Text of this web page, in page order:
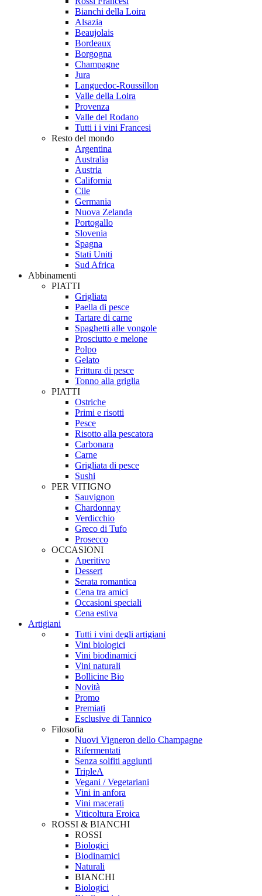
Bianchi della Loira
Alsazia
Beaujolais
Bordeaux
Borgogna
Champagne
Jura
Languedoc-Roussillon
Valle della Loira
Provenza
Valle del Rodano
Tutti i i vini Francesi
Resto del mondo
Argentina
Australia
Austria
California
Cile
Germania
Nuova Zelanda
Portogallo
Slovenia
Spagna
Stati Uniti
Sud Africa
Abbinamenti
PIATTI
Grigliata
Paella di pesce
Tartare di carne
Spaghetti alle vongole
Prosciutto e melone
Polpo
Gelato
Frittura di pesce
Tonno alla griglia
PIATTI
Ostriche
Primi e risotti
Pesce
Risotto alla pescatora
Carbonara
Carne
Grigliata di pesce
Sushi
PER VITIGNO
Sauvignon
Chardonnay
Verdicchio
Greco di Tufo
Prosecco
OCCASIONI
Aperitivo
Dessert
Serata romantica
Cena tra amici
Occasioni speciali
Cena estiva
Artigiani
Tutti i vini degli artigiani
Vini biologici
Vini biodinamici
Vini naturali
Bollicine Bio
Novità
Promo
Premiati
Esclusive di Tannico
Filosofia
Nuovi Vigneron dello Champagne
Rifermentati
Senza solfiti aggiunti
TripleA
Vegani / Vegetariani
Vini in anfora
Vini macerati
Viticoltura Eroica
ROSSI & BIANCHI
ROSSI
Biologici
Biodinamici
Naturali
BIANCHI
Biologici